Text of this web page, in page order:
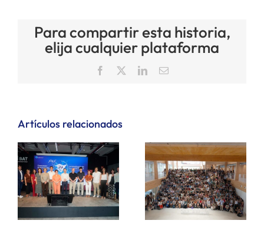
Para compartir esta historia,
elija cualquier plataforma
Facebook LinkedInCorreo
Artículos relacionados